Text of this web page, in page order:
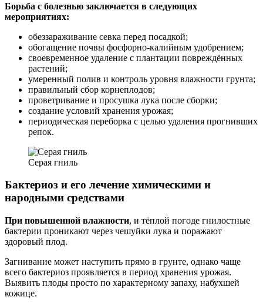
Борьба с болезнью заключается в следующих
мероприятиях:
обеззараживание севка перед посадкой;
обогащение почвы фосфорно-калийным удобрением;
своевременное удаление с плантации повреждённых
растений;
умеренный полив и контроль уровня влажности грунта;
правильный сбор корнеплодов;
проветривание и просушка лука после сборки;
создание условий хранения урожая;
периодическая переборка с целью удаления прогнивших
репок.
Серая гниль
Бактериоз и его лечение химическими и
народными средствами
При повышенной влажности, и тёплой погоде гнилостные
бактерии проникают через чешуйки лука и поражают
здоровый плод.
Загнивание может наступить прямо в грунте, однако чаще
всего бактериоз проявляется в период хранения урожая.
Выявить плоды просто по характерному запаху, набухшей
кожице.